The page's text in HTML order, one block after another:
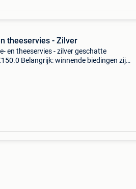
theeservies - Zilver
en theeservies - zilver geschatte
Belangrijk: winnende biedingen zijn